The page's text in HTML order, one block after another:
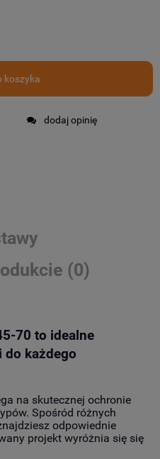
koszyka
dodaj opinię
(0)
70 to idealne
do każdego
na skutecznej ochronie
Spośród różnych
odpowiednie
projekt wyróżnia się się